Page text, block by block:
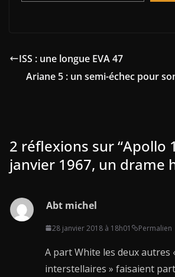
ISS : une longue EVA 47
Ariane 5 : un semi-échec pour
2 réflexions sur “Apollo
janvier 1967, un drame
Abt michel
28 janvier 2018 à 18h01 Permalien
A part White les deux autres
interstellaires » faisaient